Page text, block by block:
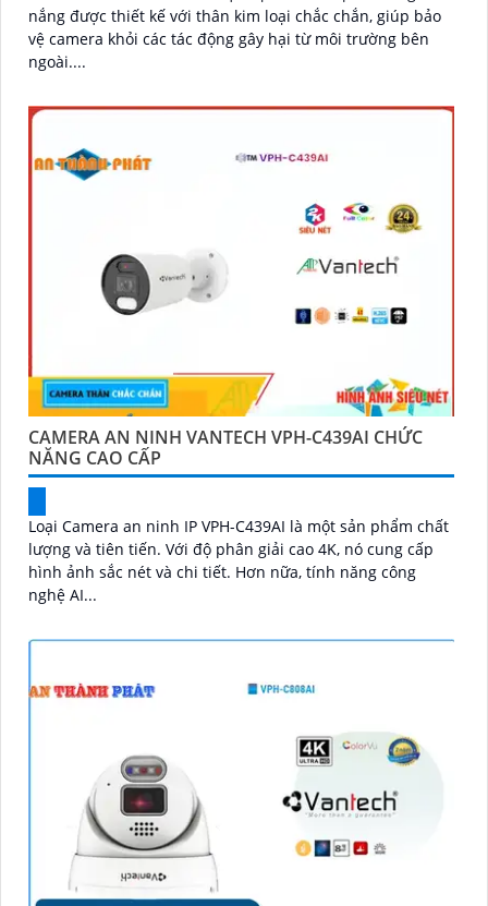
nắng được thiết kế với thân kim loại chắc chắn, giúp bảo
vệ camera khỏi các tác động gây hại từ môi trường bên
ngoài....
CAMERA AN NINH VANTECH VPH-C439AI CHỨC
NĂNG CAO CẤP
Loại Camera an ninh IP VPH-C439AI là một sản phẩm chất
lượng và tiên tiến. Với độ phân giải cao 4K, nó cung cấp
hình ảnh sắc nét và chi tiết. Hơn nữa, tính năng công
nghệ AI...